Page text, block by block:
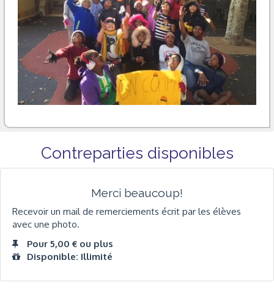
Contreparties disponibles
Merci beaucoup!
Recevoir un mail de remerciements écrit par les élèves
avec une photo.
Pour 5,00 € ou plus
Disponible: Illimité